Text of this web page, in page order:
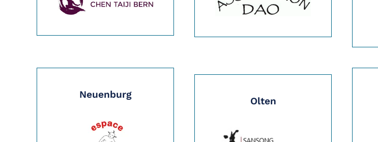
Neuenburg
Olten